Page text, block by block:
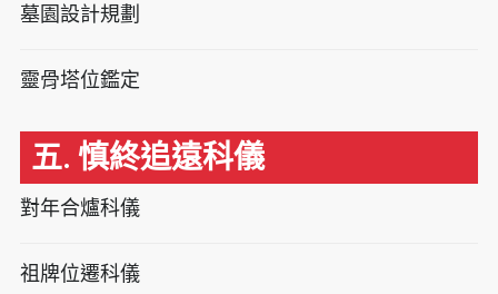
墓園設計規劃
靈骨塔位鑑定
五. 慎終追遠科儀
對年合爐科儀
祖牌位遷科儀